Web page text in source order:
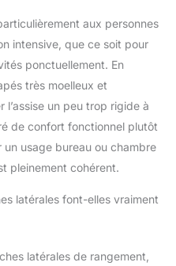
et rapide】Livré
une notice
claire ainsi que
les accessoires
ce canapé
être assemblé en
30 minutes.
système de
intuitif permet
installation rapide
de profiter
et design
aux personnes
intensive, que ce soit pour
ponctuellement. En
très moelleux et
un peu trop rigide à
de confort fonctionnel plutôt
usage bureau ou chambre
pleinement cohérent.
latérales font-elles vraiment
latérales de rangement,